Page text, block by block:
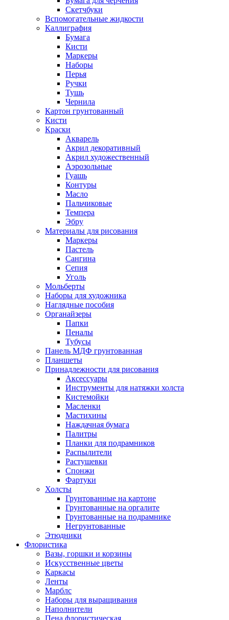
Скетчбуки
Вспомогательные жидкости
Каллиграфия
Бумага
Кисти
Маркеры
Наборы
Перья
Ручки
Тушь
Чернила
Картон грунтованный
Кисти
Краски
Акварель
Акрил декоративный
Акрил художественный
Аэрозольные
Гуашь
Контуры
Масло
Пальчиковые
Темпера
Эбру
Материалы для рисования
Маркеры
Пастель
Сангина
Сепия
Уголь
Мольберты
Наборы для художника
Наглядные пособия
Органайзеры
Папки
Пеналы
Тубусы
Панель МДФ грунтованная
Планшеты
Принадлежности для рисования
Аксессуары
Инструменты для натяжки холста
Кистемойки
Масленки
Мастихины
Наждачная бумага
Палитры
Планки для подрамников
Распылители
Растушевки
Спонжи
Фартуки
Холсты
Грунтованные на картоне
Грунтованные на оргалите
Грунтованные на подрамнике
Негрунтованные
Этюдники
Флористика
Вазы, горшки и корзины
Искусственные цветы
Каркасы
Ленты
Марблс
Наборы для выращивания
Наполнители
Пена флористическая